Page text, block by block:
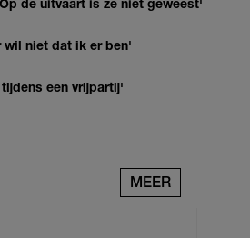
wil niet dat ik er ben'
een vrijpartij'
MEER